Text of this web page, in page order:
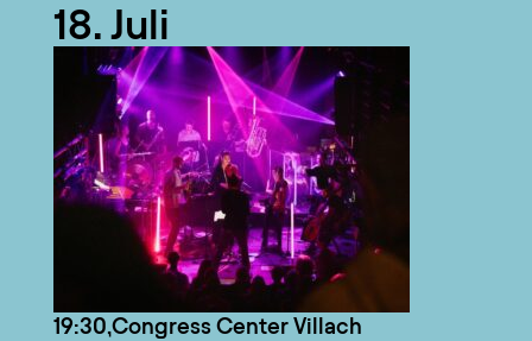
19:30,Congress Center Villach
18. Juli